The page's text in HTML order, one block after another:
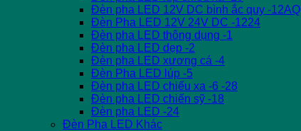
Đèn pha LED 12V DC bình ắc quy -12AQ
Đèn Pha LED 12V 24V DC -1224
Đèn pha LED thông dụng -1
Đèn pha LED dẹp -2
Đèn pha LED xương cá -4
Đèn Pha LED lúp -5
Đèn pha LED chiếu xa -6 -28
Đèn pha LED chiến sỹ -18
Đèn pha LED -24
Đèn Pha LED Khác